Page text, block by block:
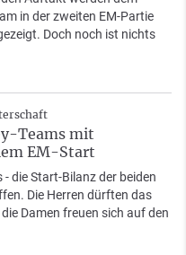
in der zweiten EM-Partie
Doch noch ist nichts
Teams mit
EM-Start
- die Start-Bilanz der beiden
Die Herren dürften das
Damen freuen sich auf den